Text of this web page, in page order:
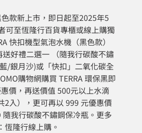
色款新上市，即日起至2025年5
可至恆隆行百貨專櫃或線上購獨
快扣機型氣泡水機（黑色款）
好禮二選一 （隨我行碳酸不鏽
/銀月沙)或「快扣」二氧化碳全
購物網購買 TERRA 環保黑即
價，再送價值 500元以上水滴
2入），更可再以 999 元優惠價
隨我行碳酸不鏽鋼保冷瓶。更多
恆隆行線上購。